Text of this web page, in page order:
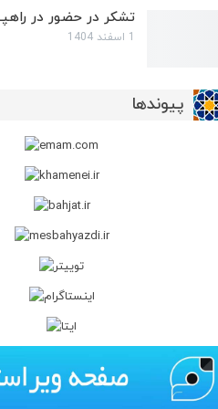
تشکر در حضور در راهپیمایی
1 اسفند 1404
پیوندها